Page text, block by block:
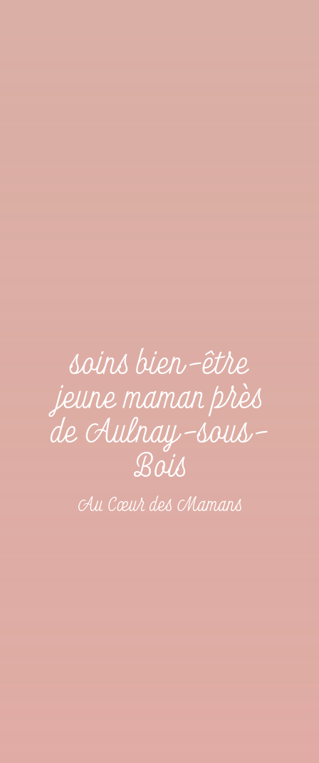
soins bien-être
jeune maman près
de Aulnay-sous-
Bois
Au Cœur des Mamans